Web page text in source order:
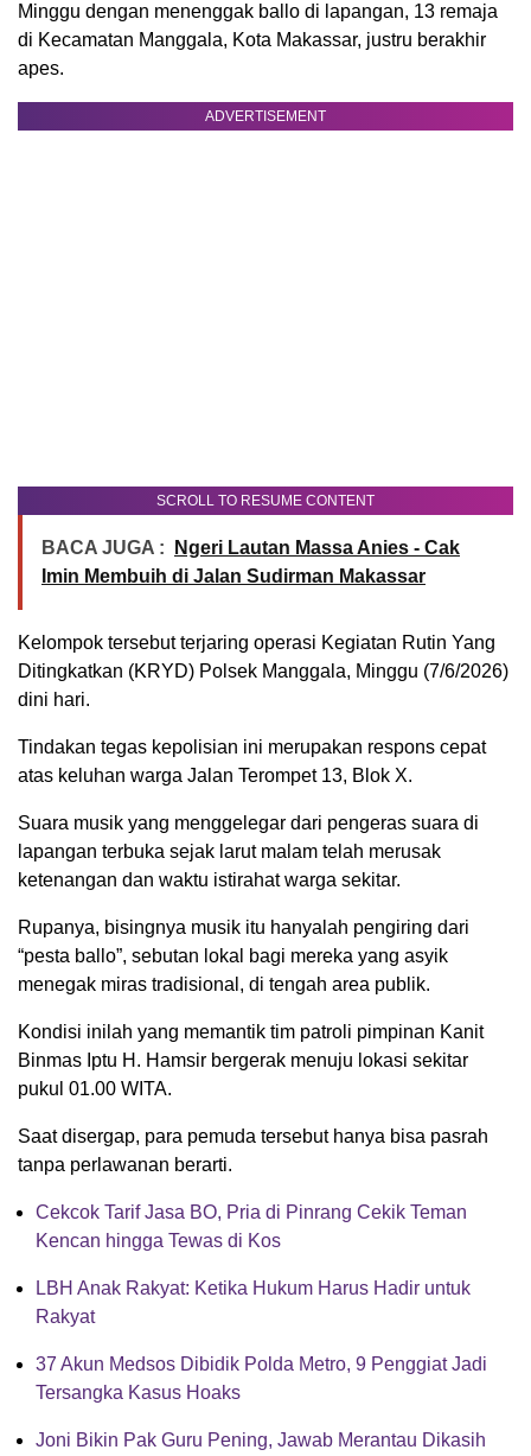
Minggu dengan menenggak ballo di lapangan, 13 remaja
di Kecamatan Manggala, Kota Makassar, justru berakhir
apes.
ADVERTISEMENT
SCROLL TO RESUME CONTENT
BACA JUGA :
Ngeri Lautan Massa Anies - Cak
Imin Membuih di Jalan Sudirman Makassar
Kelompok tersebut terjaring operasi Kegiatan Rutin Yang
Ditingkatkan (KRYD) Polsek Manggala, Minggu (7/6/2026)
dini hari.
Tindakan tegas kepolisian ini merupakan respons cepat
atas keluhan warga Jalan Terompet 13, Blok X.
Suara musik yang menggelegar dari pengeras suara di
lapangan terbuka sejak larut malam telah merusak
ketenangan dan waktu istirahat warga sekitar.
Rupanya, bisingnya musik itu hanyalah pengiring dari
“pesta ballo”, sebutan lokal bagi mereka yang asyik
menegak miras tradisional, di tengah area publik.
Kondisi inilah yang memantik tim patroli pimpinan Kanit
Binmas Iptu H. Hamsir bergerak menuju lokasi sekitar
pukul 01.00 WITA.
Saat disergap, para pemuda tersebut hanya bisa pasrah
tanpa perlawanan berarti.
Cekcok Tarif Jasa BO, Pria di Pinrang Cekik Teman
Kencan hingga Tewas di Kos
LBH Anak Rakyat: Ketika Hukum Harus Hadir untuk
Rakyat
37 Akun Medsos Dibidik Polda Metro, 9 Penggiat Jadi
Tersangka Kasus Hoaks
Joni Bikin Pak Guru Pening, Jawab Merantau Dikasih